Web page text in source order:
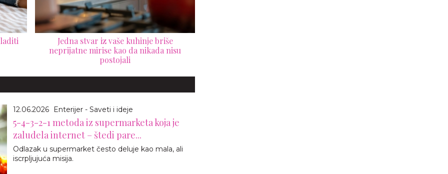
Jedna stvar iz vaše kuhinje briše
neprijatne mirise kao da nikada nisu
postojali
12.06.2026 Enterijer - Saveti i ideje
5-4-3-2-1 metoda iz supermarketa koja je
zaludela internet – štedi pare...
Odlazak u supermarket često deluje kao mala, ali
iscrpljujuća misija.